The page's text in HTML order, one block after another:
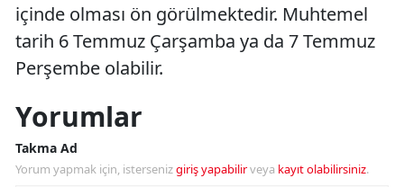
içinde olması ön görülmektedir. Muhtemel
tarih 6 Temmuz Çarşamba ya da 7 Temmuz
Perşembe olabilir.
Yorumlar
Takma Ad
Yorum yapmak için, istersenizgiriş yapabilirveya kayıt olabilirsiniz.